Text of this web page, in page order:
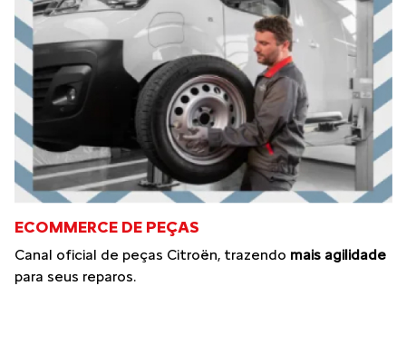
ECOMMERCE DE PEÇAS
Canal oficial de peças Citroën, trazendo mais agilidade
para seus reparos.